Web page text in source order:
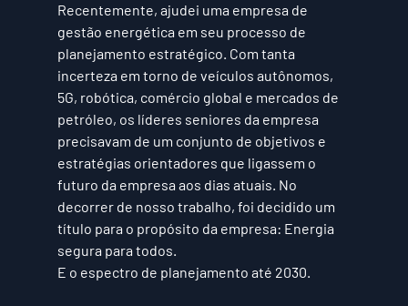
Recentemente, ajudei uma empresa de
gestão energética em seu processo de
planejamento estratégico. Com tanta
incerteza em torno de veículos autônomos,
5G, robótica, comércio global e mercados de
petróleo, os líderes seniores da empresa
precisavam de um conjunto de objetivos e
estratégias orientadores que ligassem o
futuro da empresa aos dias atuais. No
decorrer de nosso trabalho, foi decidido um
título para o propósito da empresa: Energia
segura para todos.
E o espectro de planejamento até 2030.